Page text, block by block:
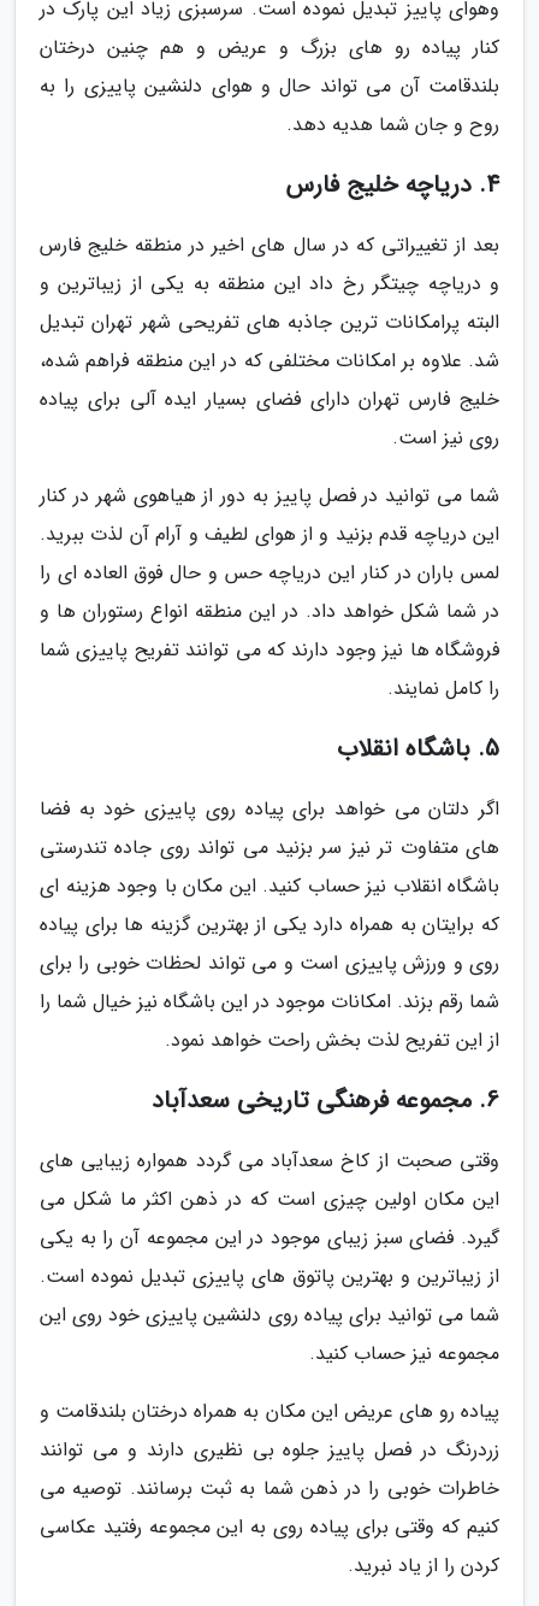
وهوای پاییز تبدیل نموده است. سرسبزی زیاد این پارک در
کنار پیاده رو های بزرگ و عریض و هم چنین درختان
بلندقامت آن می تواند حال و هوای دلنشین پاییزی را به
روح و جان شما هدیه دهد.
4. دریاچه خلیج فارس
بعد از تغییراتی که در سال های اخیر در منطقه خلیج فارس
و دریاچه چیتگر رخ داد این منطقه به یکی از زیباترین و
البته پرامکانات ترین جاذبه های تفریحی شهر تهران تبدیل
شد. علاوه بر امکانات مختلفی که در این منطقه فراهم شده،
خلیج فارس تهران دارای فضای بسیار ایده آلی برای پیاده
روی نیز است.
شما می توانید در فصل پاییز به دور از هیاهوی شهر در کنار
این دریاچه قدم بزنید و از هوای لطیف و آرام آن لذت ببرید.
لمس باران در کنار این دریاچه حس و حال فوق العاده ای را
در شما شکل خواهد داد. در این منطقه انواع رستوران ها و
فروشگاه ها نیز وجود دارند که می توانند تفریح پاییزی شما
را کامل نمایند.
5. باشگاه انقلاب
اگر دلتان می خواهد برای پیاده روی پاییزی خود به فضا
های متفاوت تر نیز سر بزنید می تواند روی جاده تندرستی
باشگاه انقلاب نیز حساب کنید. این مکان با وجود هزینه ای
که برایتان به همراه دارد یکی از بهترین گزینه ها برای پیاده
روی و ورزش پاییزی است و می تواند لحظات خوبی را برای
شما رقم بزند. امکانات موجود در این باشگاه نیز خیال شما را
از این تفریح لذت بخش راحت خواهد نمود.
6. مجموعه فرهنگی تاریخی سعدآباد
وقتی صحبت از کاخ سعدآباد می گردد همواره زیبایی های
این مکان اولین چیزی است که در ذهن اکثر ما شکل می
گیرد. فضای سبز زیبای موجود در این مجموعه آن را به یکی
از زیباترین و بهترین پاتوق های پاییزی تبدیل نموده است.
شما می توانید برای پیاده روی دلنشین پاییزی خود روی این
مجموعه نیز حساب کنید.
پیاده رو های عریض این مکان به همراه درختان بلندقامت و
زردرنگ در فصل پاییز جلوه بی نظیری دارند و می توانند
خاطرات خوبی را در ذهن شما به ثبت برسانند. توصیه می
کنیم که وقتی برای پیاده روی به این مجموعه رفتید عکاسی
کردن را از یاد نبرید.